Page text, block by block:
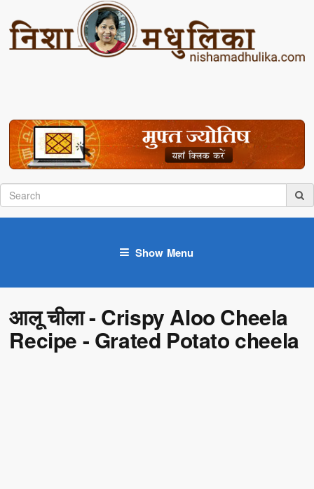
Show Menu
आलू चीला - Crispy Aloo Cheela
Recipe - Grated Potato cheela